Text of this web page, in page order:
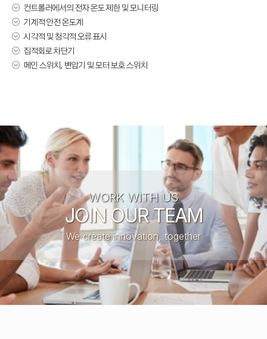
 컨트롤러에서의 전자 온도 제한 및 모니터링
 기계적 안전 온도계
 시각적 및 청각적 오류 표시
 집적회로 차단기
 메인 스위치, 변압기 및 모터 보호 스위치
WORK WITH US
JOIN OUR TEAM
We create innovation, together